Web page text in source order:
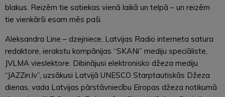
blakus. Reizēm tie satiekas vienā laikā un telpā – un reizēm
tie vienkārši esam mēs paši.
Aleksandra Line – dzejniece, Latvijas Radio interneta satura
redaktore, ierakstu kompānijas “SKANi” mediju speciāliste,
JVLMA vieslektore. Dibinājusi elektronisko džeza mediju
“JAZZin.lv”, uzsākusi Latvijā UNESCO Starptautiskās Džeza
dienas, vada Latvijas pārstāvniecību Eiropas džeza notikumā